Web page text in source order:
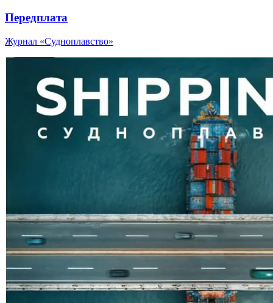
Передплата
Журнал «Судноплавство»